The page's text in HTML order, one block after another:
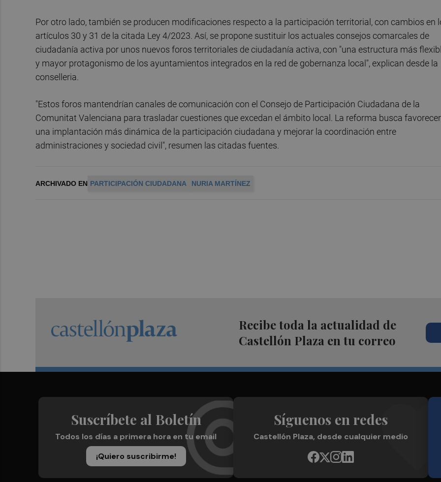
Por otro lado, también se producen modificaciones respecto a la participación territorial, con cambios en
artículos 30 y 31 de la citada Ley 4/2023. Así, se propone sustituir los actuales consejos comarcales de
ciudadanía activa por unos nuevos foros territoriales de ciudadanía activa, con "una estructura más
y mayor protagonismo de los ayuntamientos integrados en la red de gobernanza local", explican desde la
conselleria.
"Estos foros mantendrían canales de comunicación con el Consejo de Participación Ciudadana de la
Comunitat Valenciana para trasladar cuestiones que excedan el ámbito local. La reforma busca favorecer
una implantación más dinámica de la participación ciudadana y mejorar la coordinación entre
administraciones y sociedad civil", resumen las citadas fuentes.
ARCHIVADO EN PARTICIPACIÓN CIUDADANA NURIA MARTÍNEZ
Recibe toda la actualidad de
Castellón Plaza en tu correo
Suscríbete al Boletín
Todos los días a primera hora en tu email
¡Quiero suscribirme!
Síguenos en redes
Castellón Plaza, desde cualquier medio